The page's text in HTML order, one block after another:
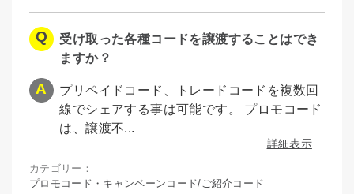
受け取った各種コードを譲渡することはでき
ますか？
プリペイドコード、トレードコードを複数回
線でシェアする事は可能です。 プロモコード
は、譲渡不...
詳細表示
カテゴリー：
プロモコード・キャンペーンコード/ご紹介コード